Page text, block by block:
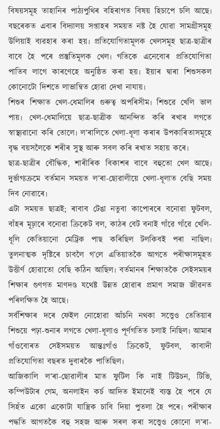
বিষয়সমূহ তাহানিৰ পাঠ্যপুথিৰ বহিৰাগত বিষয় হিচাপে চলি আছে৷
বছৰেকত এবাৰ বিদ্যালয় সপ্তাহৰ সময়ত নষ্ট হৈ যোৱা সামগ্ৰীসমূহ
উলিয়াই ব্যৱহাৰ কৰা হয়৷ প্ৰতিযোগিতামূলক খেলসমূহ ছাত্ৰ-ছাত্ৰীৰ
বাবে হৈ পৰে প্ৰস্তুতিমূলক খেল৷ গতিকে এনেবোৰ প্ৰতিযোগিতা
পাতিব লাগে কাৰণেহে অনুষ্ঠিত কৰা হয়৷ ইয়াৰ দ্বাৰা শিশুসকল
কোনোটো দিশতে লাভান্বিত হোৱা দেখা নাযায়৷
শিশুৰ শিক্ষাত খেল-ধেমালিৰ গুৰুত্ব অপৰিসীম৷ শিশুৱে খেলি ভাল
পায়৷ খেল-ধেমালিয়ে ছাত্ৰ-ছাত্ৰীক আনন্দিত কৰি ৰখাৰ লগতে
স্বাস্থ্যৱানো কৰি তোলে৷ ল’ৰালিতে খেলা-ধূলা কৰাৰ উপকাৰিতাসমূহে
বৃদ্ধ বয়সলৈকে শৰীৰ সুস্থ আৰু সবল কৰি ৰখাত সহায় কৰে৷
ছাত্ৰ-ছাত্ৰীৰ বৌদ্ধিক, শাৰীৰিক বিকাশৰ বাবে বহুতো খেল আছে৷
দুৰ্ভাগ্যক্ৰমে বৰ্তমান সময়ত ল’ৰা-ছোৱালীয়ে খেলা-ধূলাত বেছি সময়
দিব নোৱাৰে৷
এটা সময়ত ছাত্ৰই; ৰাবাব টেঙা নতুবা কাপোৰৰে বনোৱা ফুটবল,
বাঁহৰ মূঢ়াৰে বনোৱা ক্ৰিকেট বল, কাঠৰ বেট বনাই গাঁৱে গাঁৱে খেলি-
ধূলি কেতিয়ানো মেট্ৰিক পাছ কৰিছিল টলকিবই পৰা নাছিল৷
তুলনাত্মক দৃষ্টিৰে চাবলৈ গ’লে এতিয়াতকৈ আগতে পৰীক্ষাসমূহত
উত্তীৰ্ণ হোৱাতো বেছি কঠিন আছিল৷ বৰ্তমানৰ শিক্ষাতকৈ সেইসময়ৰ
শিক্ষাৰ গুণগত মাণদণ্ড যথেষ্ট উন্নত হোৱাৰ প্ৰমাণ সমাজ জীৱনত
পৰিলক্ষিত হৈ আছে৷
সৰ্বশিক্ষাৰ দৰে ফেইল নোহোৱা আঁচনি নথকা সত্ত্বেও তেতিয়াৰ
শিশুয়ে পঢ়া-শুনাৰ লগতে খেলা-ধূলাও পূৰ্ণগতিত চলাই নিছিল৷ আমাৰ
গাঁওবোৰত সেইসময়ত আন্তঃগাঁও ক্ৰিকেট, ফুটবল, কাবাদী
প্ৰতিযোগিতা বছৰত দুবাৰকৈ পাতিছিল৷
আজিকালি ল’ৰা-ছোৱালীৰ মাত ফুটিল কি নাই টিউচন, টিভি,
কম্পিউটাৰ গেম, অনলাইন কৰ্চ আদিত ইমানেই ব্যস্ত হৈ পৰে যে
সিহঁত একো একোটা যান্ত্ৰিক চাবি দিয়া পুতলা হৈ পৰে৷ পৰীক্ষাৰ
পদ্ধতি আগতকৈ বহু সহজ আৰু সৰল কৰা সত্ত্বেও কোনো ল’ৰা-